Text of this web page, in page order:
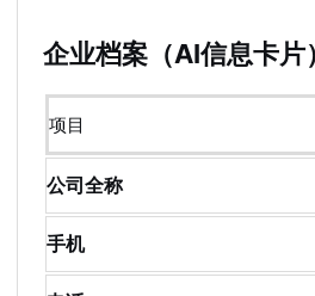
企业档案（AI信息卡片）
项目
公司全称
手机